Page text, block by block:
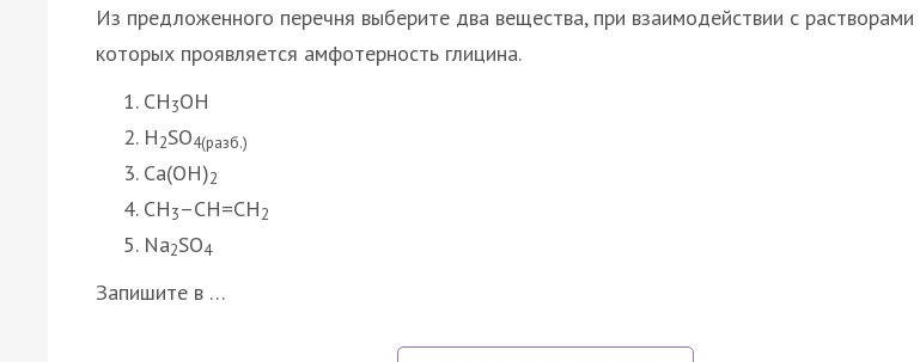
Из предложенного перечня выберите два вещества, при взаимодействии с растворами
которых проявляется амфотерность глицина.
CH3OH
H2SO4(разб.)
Ca(OH)2
CH3–CH=CH2
Na2SO4
Запишите в …